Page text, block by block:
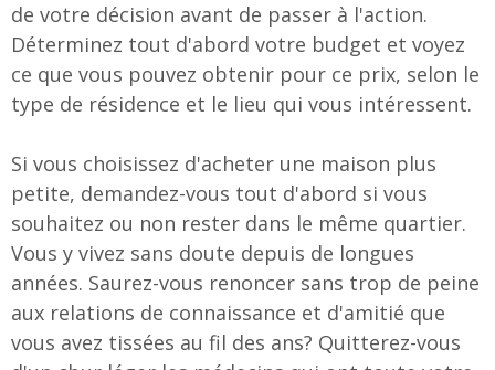
de votre décision avant de passer à l'action.
Déterminez tout d'abord votre budget et voyez
ce que vous pouvez obtenir pour ce prix, selon le
type de résidence et le lieu qui vous intéressent.
Si vous choisissez d'acheter une maison plus
petite, demandez-vous tout d'abord si vous
souhaitez ou non rester dans le même quartier.
Vous y vivez sans doute depuis de longues
années. Saurez-vous renoncer sans trop de peine
aux relations de connaissance et d'amitié que
vous avez tissées au fil des ans? Quitterez-vous